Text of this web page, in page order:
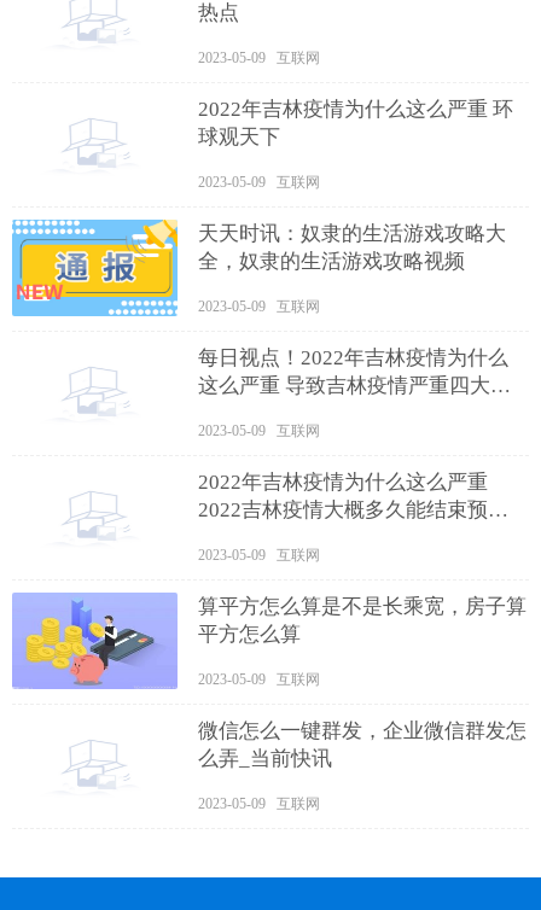
热点
2023-05-09 互联网
2022年吉林疫情为什么这么严重 环
球观天下
2023-05-09 互联网
天天时讯：奴隶的生活游戏攻略大
全，奴隶的生活游戏攻略视频
2023-05-09 互联网
每日视点！2022年吉林疫情为什么
这么严重 导致吉林疫情严重四大原
2023-05-09 互联网
2022年吉林疫情为什么这么严重
2022吉林疫情大概多久能结束预计
2023-05-09 互联网
算平方怎么算是不是长乘宽，房子算
平方怎么算
2023-05-09 互联网
微信怎么一键群发，企业微信群发怎
么弄_当前快讯
2023-05-09 互联网